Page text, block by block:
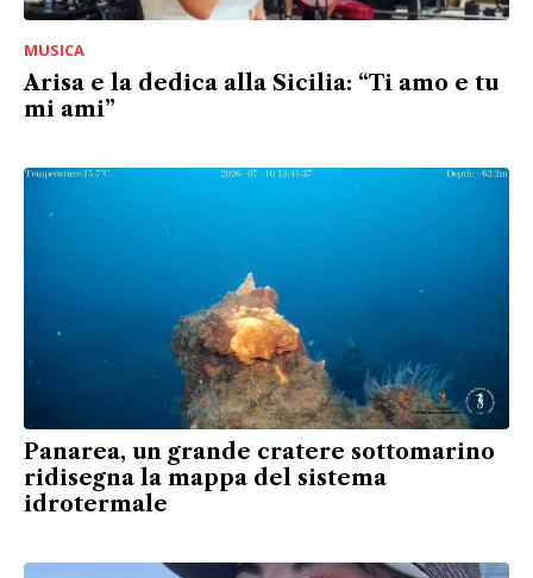
MUSICA
Arisa e la dedica alla Sicilia: “Ti amo e tu
mi ami”
Panarea, un grande cratere sottomarino
ridisegna la mappa del sistema
idrotermale